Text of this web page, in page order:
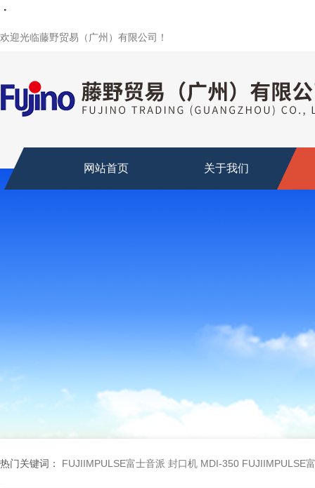
欢迎光临藤野贸易（广州）有限公司！
网站首页 关于我们
热门关键词： FUJIIMPULSE富士音派 封口机 MDI-350 FUJIIMPULSE
・・・・・